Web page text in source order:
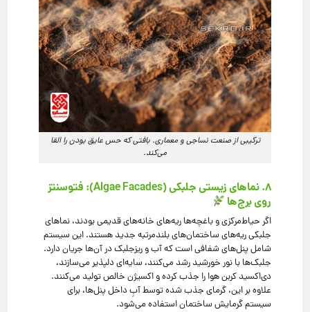
ترکیبی از صنعت نساجی و معماری. بافتی که حس عایق بودن را القا
می‌کند.
۸. نماهای زیستی جلبکی (Algae Facades): فتوسنتز
روی برج‌ها
اگر حیاط‌مرکزی و باغچه‌ها ریه‌های خانه‌های قدیمی بودند، نماهای
جلبکی ریه‌های ساختمان‌های بلندمرتبه جدید هستند. این سیستم
شامل پنل‌های شفافی است که آب و ریزجلبک در آن‌ها جریان دارد.
جلبک‌ها با نور خورشید رشد می‌کنند، سایه‌ای دلپذیر می‌سازند،
دی‌اکسید کربن هوا را جذب کرده و اکسیژن خالص تولید می‌کنند.
علاوه بر این، گرمای جذب شده توسط آبِ داخل پنل‌ها، برای
سیستم گرمایش ساختمان استفاده می‌شود.